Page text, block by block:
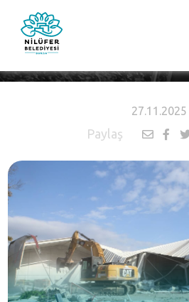
27.11.2025
Paylaş